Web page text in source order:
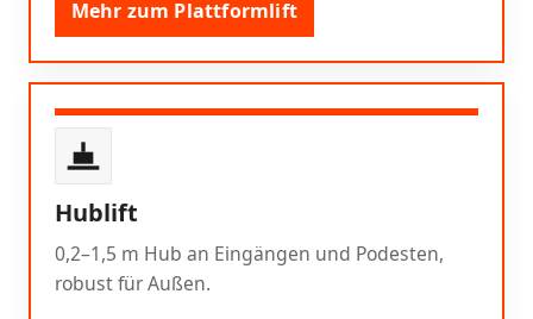
Mehr zum Plattformlift
Hublift
0,2–1,5 m Hub an Eingängen und Podesten,
robust für Außen.